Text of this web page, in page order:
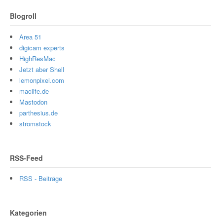
Blogroll
Area 51
digicam experts
HighResMac
Jetzt aber Shell
lemonpixel.com
maclife.de
Mastodon
parthesius.de
stromstock
RSS-Feed
RSS - Beiträge
Kategorien